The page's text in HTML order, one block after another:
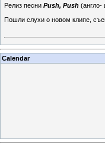
Релиз песни Push, Push (англо-
Пошли слухи о новом клипе,
Calendar